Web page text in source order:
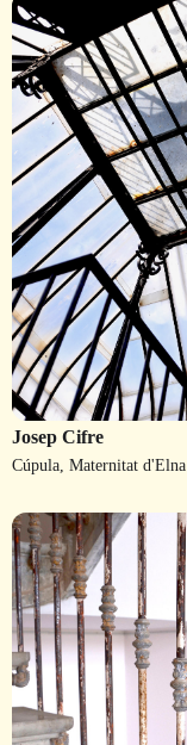
Josep Cifre
Cúpula, Maternitat d'Elna